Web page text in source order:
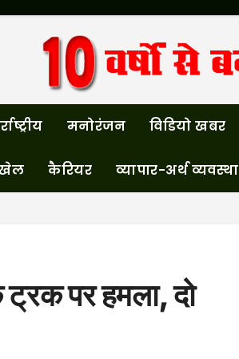
मनोरंजन विडियो खबर
कैरियर व्यापार-अर्थ व्यवस्था
पर हमला, दो